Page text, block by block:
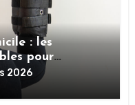
: les
pour
sportives
2026